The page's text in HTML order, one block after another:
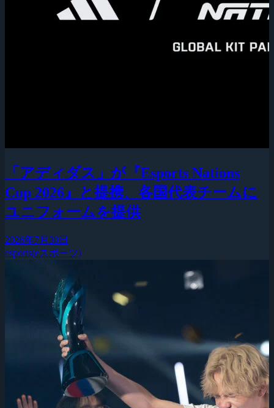
「アディダス」が『Esports Nations
Cup 2026』と提携、各国代表チームに
ユニフォームを提供
2026年7月30日
esports(eスポーツ)